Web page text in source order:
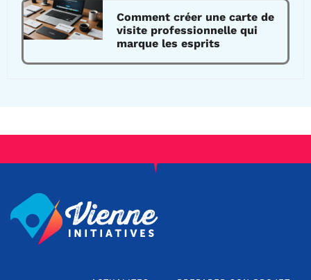
Comment créer une carte de
visite professionnelle qui
marque les esprits